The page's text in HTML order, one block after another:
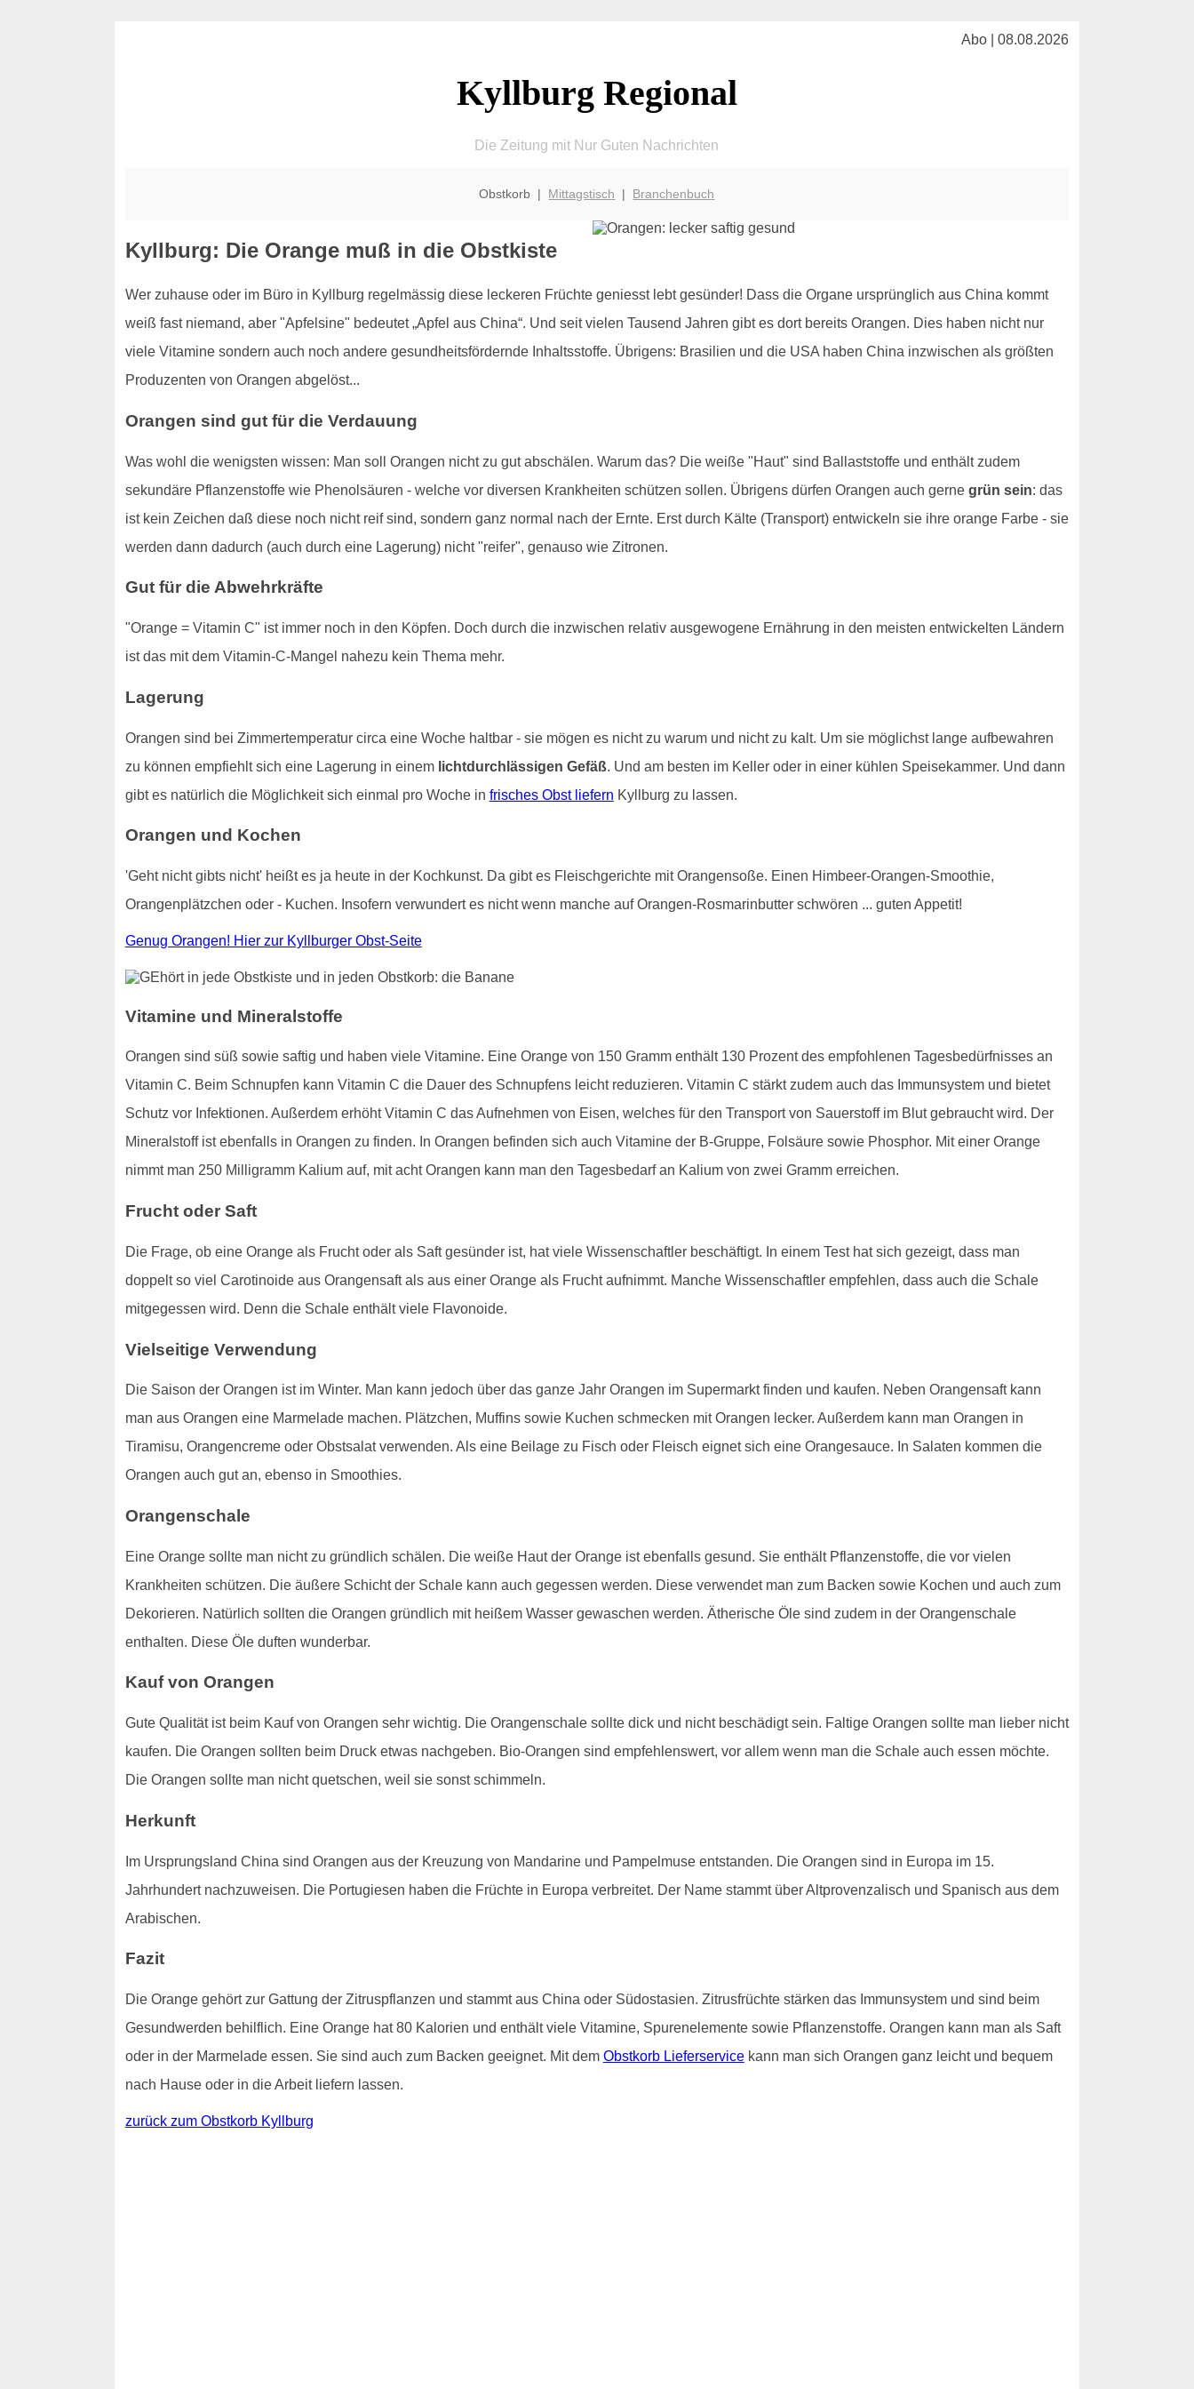
Abo | 08.08.2026
Kyllburg Regional
Die Zeitung mit Nur Guten Nachrichten
Obstkorb | Mittagstisch | Branchenbuch
Kyllburg: Die Orange muß in die Obstkiste
Wer zuhause oder im Büro in Kyllburg regelmässig diese leckeren Früchte geniesst lebt gesünder! Dass die Organe ursprünglich aus China kommt
weiß fast niemand, aber "Apfelsine" bedeutet „Apfel aus China“. Und seit vielen Tausend Jahren gibt es dort bereits Orangen. Dies haben nicht nur
viele Vitamine sondern auch noch andere gesundheitsfördernde Inhaltsstoffe. Übrigens: Brasilien und die USA haben China inzwischen als größten
Produzenten von Orangen abgelöst...
Orangen sind gut für die Verdauung
Was wohl die wenigsten wissen: Man soll Orangen nicht zu gut abschälen. Warum das? Die weiße "Haut" sind Ballaststoffe und enthält zudem
sekundäre Pflanzenstoffe wie Phenolsäuren - welche vor diversen Krankheiten schützen sollen. Übrigens dürfen Orangen auch gerne grün sein: das
ist kein Zeichen daß diese noch nicht reif sind, sondern ganz normal nach der Ernte. Erst durch Kälte (Transport) entwickeln sie ihre orange Farbe - sie
werden dann dadurch (auch durch eine Lagerung) nicht "reifer", genauso wie Zitronen.
Gut für die Abwehrkräfte
"Orange = Vitamin C" ist immer noch in den Köpfen. Doch durch die inzwischen relativ ausgewogene Ernährung in den meisten entwickelten Ländern
ist das mit dem Vitamin-C-Mangel nahezu kein Thema mehr.
Lagerung
Orangen sind bei Zimmertemperatur circa eine Woche haltbar - sie mögen es nicht zu warum und nicht zu kalt. Um sie möglichst lange aufbewahren
zu können empfiehlt sich eine Lagerung in einem lichtdurchlässigen Gefäß. Und am besten im Keller oder in einer kühlen Speisekammer. Und dann
gibt es natürlich die Möglichkeit sich einmal pro Woche in frisches Obst liefern Kyllburg zu lassen.
Orangen und Kochen
'Geht nicht gibts nicht' heißt es ja heute in der Kochkunst. Da gibt es Fleischgerichte mit Orangensoße. Einen Himbeer-Orangen-Smoothie,
Orangenplätzchen oder - Kuchen. Insofern verwundert es nicht wenn manche auf Orangen-Rosmarinbutter schwören ... guten Appetit!
Genug Orangen! Hier zur Kyllburger Obst-Seite
Vitamine und Mineralstoffe
Orangen sind süß sowie saftig und haben viele Vitamine. Eine Orange von 150 Gramm enthält 130 Prozent des empfohlenen Tagesbedürfnisses an
Vitamin C. Beim Schnupfen kann Vitamin C die Dauer des Schnupfens leicht reduzieren. Vitamin C stärkt zudem auch das Immunsystem und bietet
Schutz vor Infektionen. Außerdem erhöht Vitamin C das Aufnehmen von Eisen, welches für den Transport von Sauerstoff im Blut gebraucht wird. Der
Mineralstoff ist ebenfalls in Orangen zu finden. In Orangen befinden sich auch Vitamine der B-Gruppe, Folsäure sowie Phosphor. Mit einer Orange
nimmt man 250 Milligramm Kalium auf, mit acht Orangen kann man den Tagesbedarf an Kalium von zwei Gramm erreichen.
Frucht oder Saft
Die Frage, ob eine Orange als Frucht oder als Saft gesünder ist, hat viele Wissenschaftler beschäftigt. In einem Test hat sich gezeigt, dass man
doppelt so viel Carotinoide aus Orangensaft als aus einer Orange als Frucht aufnimmt. Manche Wissenschaftler empfehlen, dass auch die Schale
mitgegessen wird. Denn die Schale enthält viele Flavonoide.
Vielseitige Verwendung
Die Saison der Orangen ist im Winter. Man kann jedoch über das ganze Jahr Orangen im Supermarkt finden und kaufen. Neben Orangensaft kann
man aus Orangen eine Marmelade machen. Plätzchen, Muffins sowie Kuchen schmecken mit Orangen lecker. Außerdem kann man Orangen in
Tiramisu, Orangencreme oder Obstsalat verwenden. Als eine Beilage zu Fisch oder Fleisch eignet sich eine Orangesauce. In Salaten kommen die
Orangen auch gut an, ebenso in Smoothies.
Orangenschale
Eine Orange sollte man nicht zu gründlich schälen. Die weiße Haut der Orange ist ebenfalls gesund. Sie enthält Pflanzenstoffe, die vor vielen
Krankheiten schützen. Die äußere Schicht der Schale kann auch gegessen werden. Diese verwendet man zum Backen sowie Kochen und auch zum
Dekorieren. Natürlich sollten die Orangen gründlich mit heißem Wasser gewaschen werden. Ätherische Öle sind zudem in der Orangenschale
enthalten. Diese Öle duften wunderbar.
Kauf von Orangen
Gute Qualität ist beim Kauf von Orangen sehr wichtig. Die Orangenschale sollte dick und nicht beschädigt sein. Faltige Orangen sollte man lieber nicht
kaufen. Die Orangen sollten beim Druck etwas nachgeben. Bio-Orangen sind empfehlenswert, vor allem wenn man die Schale auch essen möchte.
Die Orangen sollte man nicht quetschen, weil sie sonst schimmeln.
Herkunft
Im Ursprungsland China sind Orangen aus der Kreuzung von Mandarine und Pampelmuse entstanden. Die Orangen sind in Europa im 15.
Jahrhundert nachzuweisen. Die Portugiesen haben die Früchte in Europa verbreitet. Der Name stammt über Altprovenzalisch und Spanisch aus dem
Arabischen.
Fazit
Die Orange gehört zur Gattung der Zitruspflanzen und stammt aus China oder Südostasien. Zitrusfrüchte stärken das Immunsystem und sind beim
Gesundwerden behilflich. Eine Orange hat 80 Kalorien und enthält viele Vitamine, Spurenelemente sowie Pflanzenstoffe. Orangen kann man als Saft
oder in der Marmelade essen. Sie sind auch zum Backen geeignet. Mit dem Obstkorb Lieferservicekann man sich Orangen ganz leicht und bequem
nach Hause oder in die Arbeit liefern lassen.
zurück zum Obstkorb Kyllburg